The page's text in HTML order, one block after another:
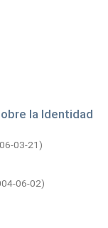
la Identidad
03-21)
06-02)